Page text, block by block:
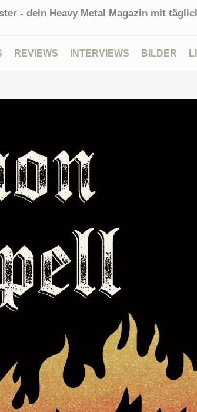
- dein Heavy Metal Magazin mit
REVIEWS INTERVIEWS BILDER